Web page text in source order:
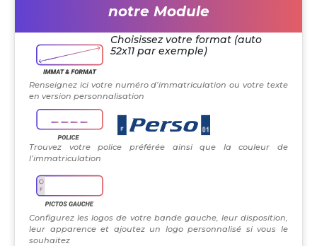
notre Module
Choisissez votre format (auto
52x11 par exemple)
Renseignez ici votre numéro d’immatriculation ou votre texte
en version personnalisation
Trouvez votre police préférée ainsi que la couleur de
l’immatriculation
Configurez les logos de votre bande gauche, leur disposition,
leur apparence et ajoutez un logo personnalisé si vous le
souhaitez